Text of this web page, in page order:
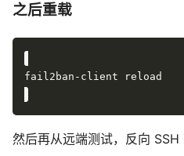
之后重载
然后再从远端测试，反向 SSH